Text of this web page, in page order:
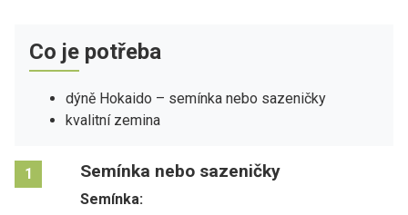
Co je potřeba
dýně Hokaido – semínka nebo sazeničky
kvalitní zemina
1 Semínka nebo sazeničky
Semínka: